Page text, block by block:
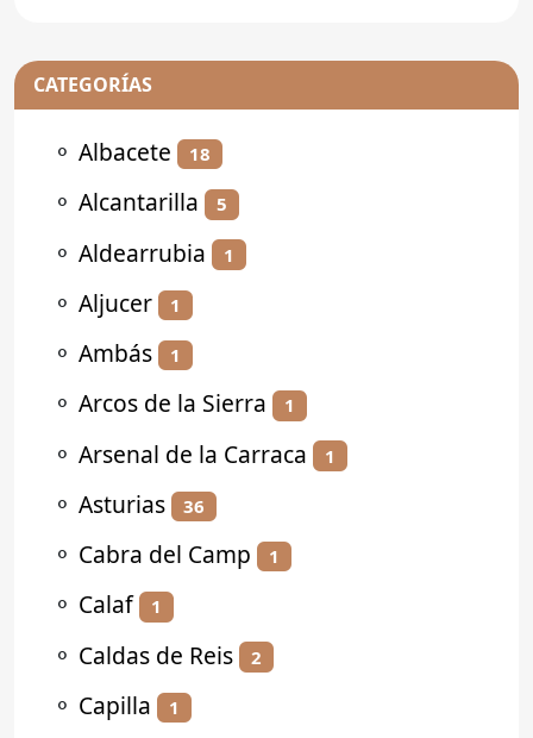
CATEGORÍAS
⚬ Albacete 18
⚬ Alcantarilla 5
⚬ Aldearrubia 1
⚬ Aljucer 1
⚬ Ambás 1
⚬ Arcos de la Sierra 1
⚬ Arsenal de la Carraca 1
⚬ Asturias 36
⚬ Cabra del Camp 1
⚬ Calaf 1
⚬ Caldas de Reis 2
⚬ Capilla 1